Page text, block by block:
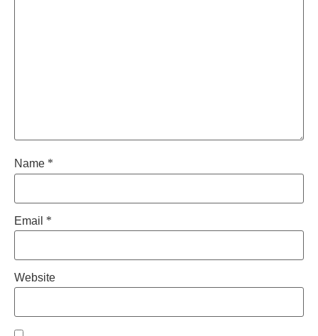
Name *
Email *
Website